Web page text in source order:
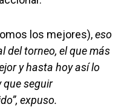
los mejores),eso
del torneo, el que más
y hasta hoy así lo
que seguir
expuso.